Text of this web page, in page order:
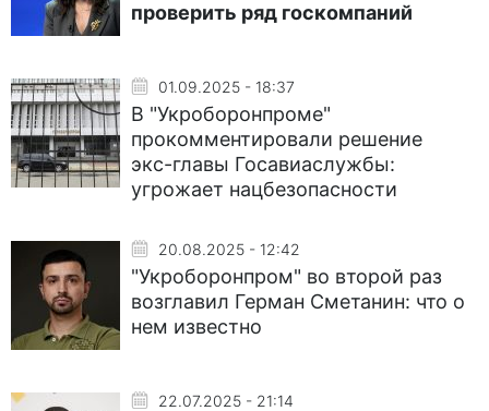
проверить ряд госкомпаний
01.09.2025 - 18:37
В "Укроборонпроме"
прокомментировали решение
экс-главы Госавиаслужбы:
угрожает нацбезопасности
20.08.2025 - 12:42
"Укроборонпром" во второй раз
возглавил Герман Сметанин: что о
нем известно
22.07.2025 - 21:14